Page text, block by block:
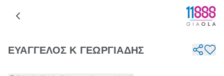
ΕΥΑΓΓΕΛΟΣ Κ ΓΕΩΡΓΙΑΔΗΣ